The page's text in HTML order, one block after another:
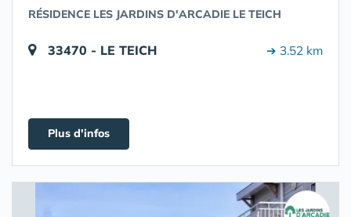
RÉSIDENCE LES JARDINS D'ARCADIE LE TEICH
33470 - LE TEICH ➔ 3.52 km
Plus d'infos